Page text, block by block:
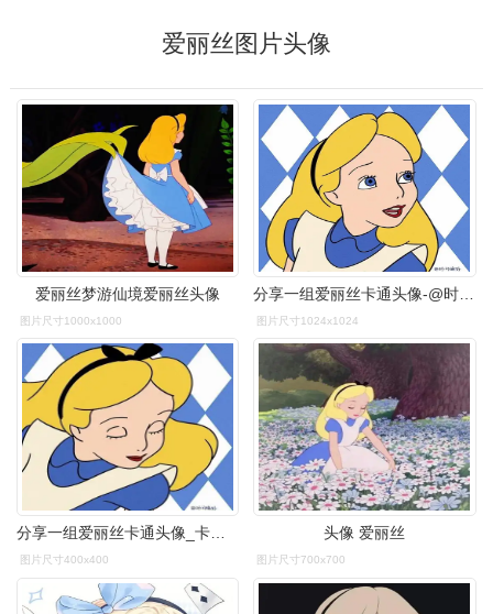
爱丽丝图片头像
爱丽丝梦游仙境爱丽丝头像
图片尺寸1000x1000 图片尺寸1024x1024
分享一组爱丽丝卡通头像_卡通动漫头像_我要个性网
图片尺寸400x400
头像 爱丽丝
图片尺寸700x700